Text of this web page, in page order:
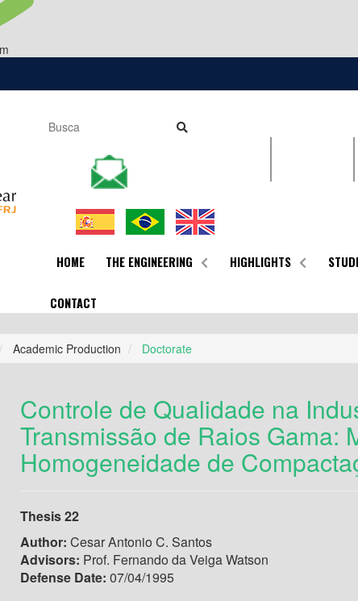
HOME THE ENGINEERING HIGHLIGHTS
CONTACT
Academic Production Doctorate
Controle de Qualidade na
Transmissão de Raios Gama:
Homogeneidade de
Thesis 22
Author: Cesar Antonio C. Santos
Advisors: Prof. Fernando da Veiga Watson
Defense Date: 07/04/1995